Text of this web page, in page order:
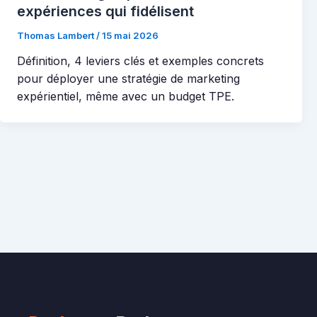
expériences qui fidélisent
Thomas Lambert/15 mai 2026
Définition, 4 leviers clés et exemples concrets
pour déployer une stratégie de marketing
expérientiel, même avec un budget TPE.